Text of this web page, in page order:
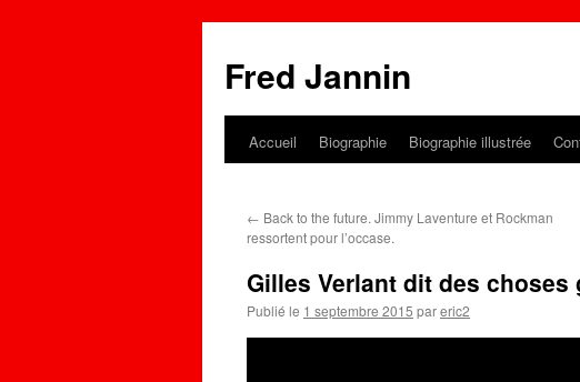
Fred Jannin
Accueil Biographie Biographie illustrée
← Back to the future. Jimmy Laventure et Rockman
ressortent pour l’occase.
Gilles Verlant dit des
Publié le 1 septembre 2015 pareric2